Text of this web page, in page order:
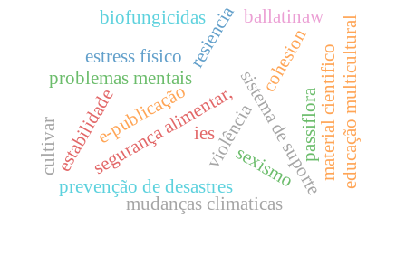
problemas mentais sistema de suporte
segurança alimentar,
resiencia
prevenção de desastres
mudanças climaticas
estress físico
violência
e-publicação ies
cohesion
passifloramaterial cientifico
estabilidade educação multicultural
biofungicidas
cultivar
ballatinaw
sexismo